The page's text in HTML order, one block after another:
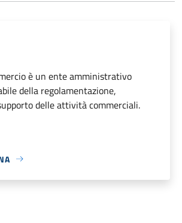
è un ente amministrativo
della regolamentazione,
delle attività commerciali.